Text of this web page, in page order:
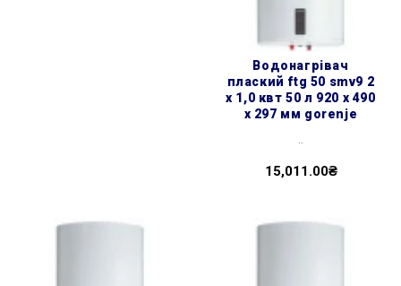
водонагрівач
плаский ftg 50 smv9 2
х 1,0 квт 50 л 920 x 490
x 297 мм gorenje
15,011.00₴